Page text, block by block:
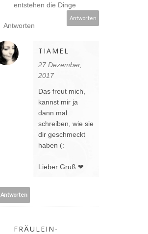
entstehen die Dinge
Antworten
Antworten
TIAMEL
27 Dezember,
2017
Das freut mich,
kannst mir ja
dann mal
schreiben, wie sie
dir geschmeckt
haben (:
Lieber Gruß ❤
Antworten
FRÄULEIN-